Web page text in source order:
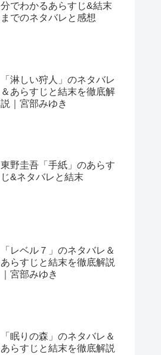
分でわかるあらすじ&結末
までのネタバレと感想
「淋しい狩人」のネタバレ
＆あらすじと結末を徹底解
説｜宮部みゆき
東野圭吾「手紙」のあらす
じ&ネタバレと結末
「レベル７」のネタバレ＆
あらすじと結末を徹底解説
｜宮部みゆき
「眠りの森」のネタバレ＆
あらすじと結末を徹底解説